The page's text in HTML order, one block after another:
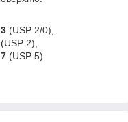
(USP 2/0),
(USP 2),
(USP 5).